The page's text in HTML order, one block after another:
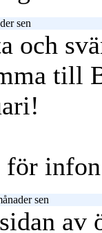
sen
och
till
för
sen
av